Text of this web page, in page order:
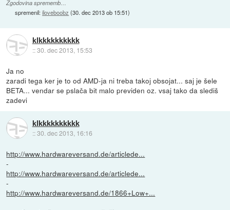
Zgodovina sprememb…
spremenil:iloveboobz (30. dec 2013 ob 15:51)
klkkkkkkkkkk
::30. dec 2013, 15:53
Ja no
zaradi tega ker je to od AMD-ja ni treba takoj obsojat... saj je šele
BETA... vendar se pslača bit malo previden oz. vsaj tako da slediš
zadevi
klkkkkkkkkkk
::30. dec 2013, 16:16
http://www.hardwareversand.de/articlede...
-
http://www.hardwareversand.de/articlede...
-
http://www.hardwareversand.de/1866+Low+...